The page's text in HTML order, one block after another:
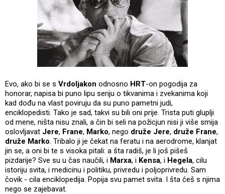
Evo, ako bi se s Vrdoljakon odnosno HRT-on pogodija za
honorar, napisa bi puno lipu seriju o tikvanima i zvekanima koji
kad dođu na vlast poviruju da su puno pametni judi,
enciklopedisti. Tako je sad, takvi su bili oni prije. Trista puti gluplji
od mene, ništa nisu znali, a čin bi seli na požicjun nisi ji više smija
oslovljavat Jere, Frane, Marko, nego druže Jere, druže Frane,
druže Marko. Tribalo ji je čekat na feratu i na aerodrome, klanjat
jin se, a oni bi te s visoka pitali: a šta radiš, je li još pišeš
pizdarije? Sve su u čas naučili, i Marxa, i Kensa, i Hegela, cilu
istoriju svita, i medicinu i politiku, privredu i poljoprivredu. Sam
čovik - cila enciklopedija. Popija svu pamet svita. I šta ćeš s njima
nego se zajebavat.